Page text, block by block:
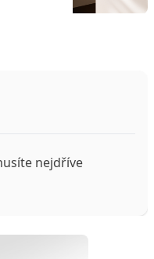
nejdříve